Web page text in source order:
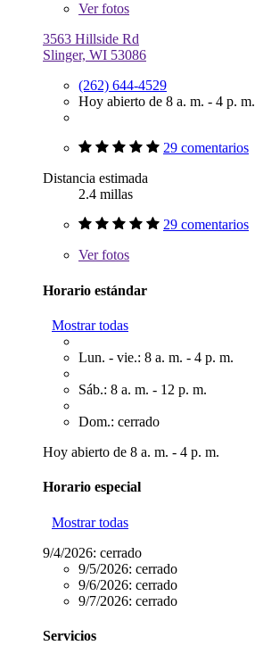
Verfotos
3563 Hillside Rd
Slinger, WI 53086
(262) 644-4529
Hoy abierto de 8 a. m. - 4 p. m.
29 comentarios
Distancia estimada
2.4 millas
29 comentarios
Verfotos
Horario estándar
Mostrar todas
Lun. - vie.: 8 a. m. - 4 p. m.
Sáb.: 8 a. m. - 12 p. m.
Dom.: cerrado
Hoy abierto de 8 a. m. - 4 p. m.
Horario especial
Mostrar todas
9/4/2026: cerrado
9/5/2026: cerrado
9/6/2026: cerrado
9/7/2026: cerrado
Servicios